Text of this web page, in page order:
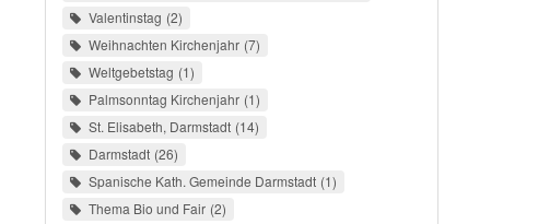
Valentinstag 2
Weihnachten Kirchenjahr 7
Weltgebetstag 1
Palmsonntag Kirchenjahr 1
St. Elisabeth, Darmstadt 14
Darmstadt 26
Spanische Kath. Gemeinde Darmstadt 1
Thema Bio und Fair 2